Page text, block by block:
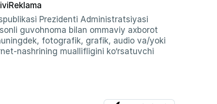
Reklama
Prezidenti Administratsiyasi
guvohnoma bilan ommaviy axborot
fotografik, grafik, audio va/yoki
nashrining muallifligini ko‘rsatuvchi